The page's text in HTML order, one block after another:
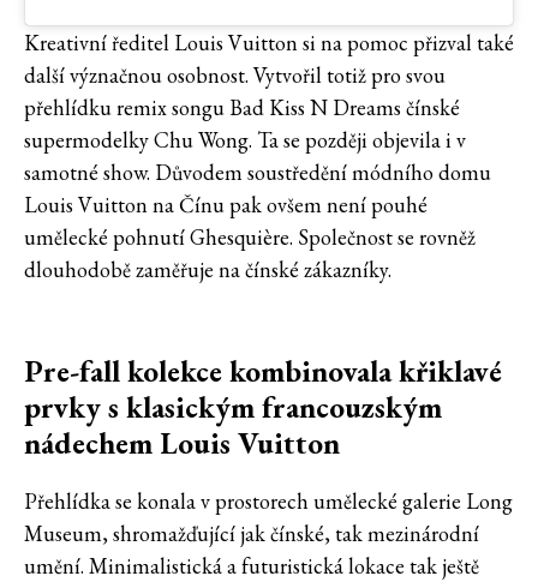
Kreativní ředitel Louis Vuitton si na pomoc přizval také
další význačnou osobnost. Vytvořil totiž pro svou
přehlídku remix songu Bad Kiss N Dreams čínské
supermodelky Chu Wong. Ta se později objevila i v
samotné show. Důvodem soustředění módního domu
Louis Vuitton na Čínu pak ovšem není pouhé
umělecké pohnutí Ghesquière. Společnost se rovněž
dlouhodobě zaměřuje na čínské zákazníky.
Pre-fall kolekce kombinovala křiklavé
prvky s klasickým francouzským
nádechem Louis Vuitton
Přehlídka se konala v prostorech umělecké galerie Long
Museum, shromažďující jak čínské, tak mezinárodní
umění. Minimalistická a futuristická lokace tak ještě